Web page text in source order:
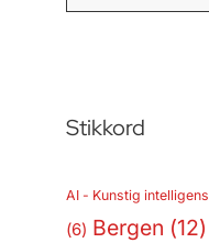
Stikkord
AI - Kunstig intelligens
(6) Bergen (12)